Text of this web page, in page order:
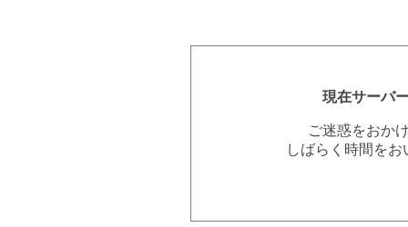
現在サーバ
ご迷惑をおか
しばらく時間を